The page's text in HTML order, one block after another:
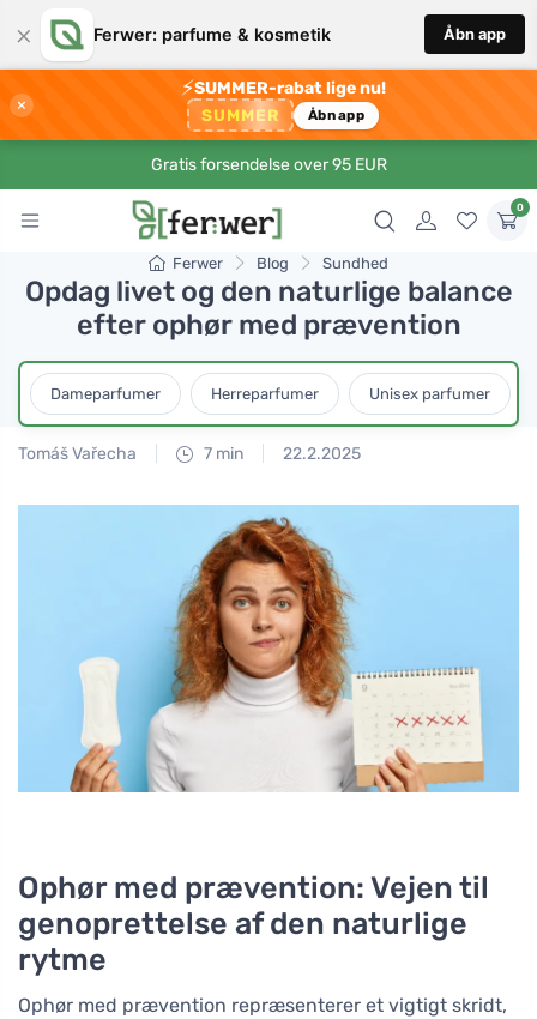
× Ferwer: parfume & kosmetik Åbn app
×
⚡SUMMER-rabat lige nu!
SUMMER Åbn app
Gratis forsendelse over 95 EUR
0
Ferwer Blog Sundhed
Opdag livet og den naturlige balance
efter ophør med prævention
Dameparfumer Herreparfumer Unisex parfumer
Tomáš Vařecha 7 min 22.2.2025
Ophør med prævention: Vejen til
genoprettelse af den naturlige
rytme
Ophør med prævention repræsenterer et vigtigt skridt,